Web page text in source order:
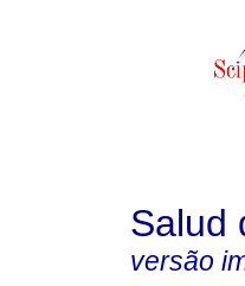
Salud
versão